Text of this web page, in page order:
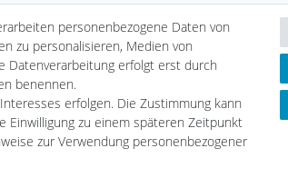
Kasse
Wunschliste
Informationen
Zahlungsarten
Versandarten & -kosten
Umwelt & Entsorgung
personenbezogene Daten von
zu personalisieren, Medien von
Datenverarbeitung erfolgt erst durch
benennen.
erfolgen. Die Zustimmung kann
Einwilligung zu einem späteren Zeitpunkt
zur Verwendung personenbezogener